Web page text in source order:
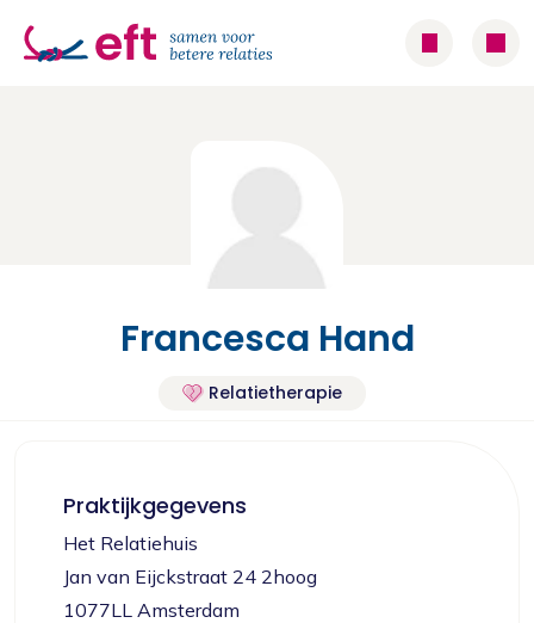
Francesca Hand
Relatietherapie
Praktijkgegevens
Het Relatiehuis
Jan van Eijckstraat 24 2hoog
1077LL Amsterdam